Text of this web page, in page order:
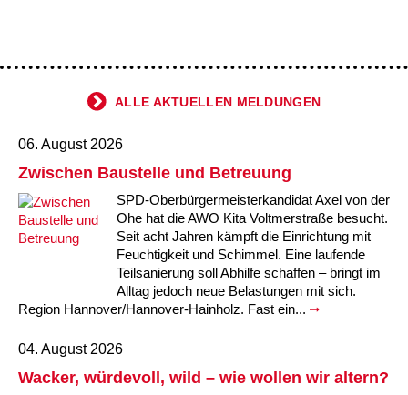
ALLE AKTUELLEN MELDUNGEN
06. August 2026
Zwischen Baustelle und Betreuung
SPD-Oberbürgermeisterkandidat Axel von der
Ohe hat die AWO Kita Voltmerstraße besucht.
Seit acht Jahren kämpft die Einrichtung mit
Feuchtigkeit und Schimmel. Eine laufende
Teilsanierung soll Abhilfe schaffen – bringt im
Alltag jedoch neue Belastungen mit sich.
Region Hannover/Hannover-Hainholz. Fast ein...
04. August 2026
Wacker, würdevoll, wild – wie wollen wir altern?